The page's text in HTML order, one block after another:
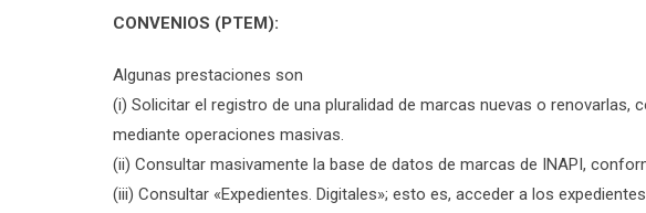
CONVENIOS (PTEM):
Algunas prestaciones son
(i) Solicitar el registro de una pluralidad de marcas nuevas o
mediante operaciones masivas.
(ii) Consultar masivamente la base de datos de marcas de INAPI,
(iii) Consultar «Expedientes. Digitales»; esto es, acceder a los